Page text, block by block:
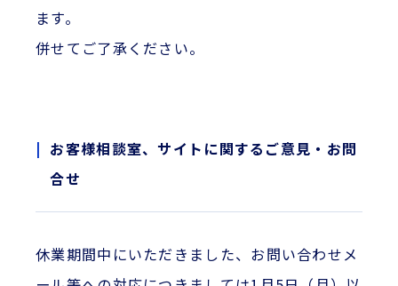
ます。
併せてご了承ください。
お客様相談室、サイトに関するご意見・お問
合せ
休業期間中にいただきました、お問い合わせメ